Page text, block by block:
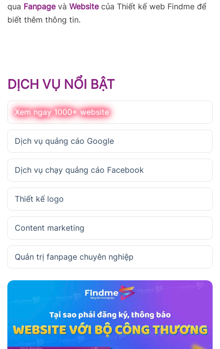
qua Fanpagevà Websitecủa Thiết kế web Findme để
biết thêm thông tin.
DỊCH VỤ NỔI BẬT
Xem ngay 1000+ website
Dịch vụ quảng cáo Google
Dịch vụ chạy quảng cáo Facebook
Thiết kế logo
Content marketing
Quản trị fanpage chuyên nghiệp